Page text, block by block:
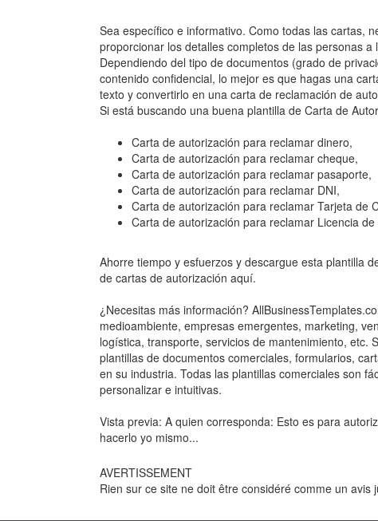
Sea específico e informativo. Como todas las cartas,
proporcionar los detalles completos de las personas
Dependiendo del tipo de documentos (grado de
contenido confidencial, lo mejor es que hagas una
texto y convertirlo en una carta de reclamación de
Si está buscando una buena plantilla de Carta de
Carta de autorización para reclamar dinero,
Carta de autorización para reclamar cheque,
Carta de autorización para reclamar pasaporte,
Carta de autorización para reclamar DNI,
Carta de autorización para reclamar Tarjeta de
Carta de autorización para reclamar Licencia de
Ahorre tiempo y esfuerzos y descargue esta plantilla
de cartas de autorización aquí.
¿Necesitas más información?
medioambiente, empresas emergentes, marketing,
logística, transporte, servicios de mantenimiento, etc.
plantillas de documentos comerciales, formularios,
en su industria. Todas las plantillas comerciales son
personalizar e intuitivas.
Vista previa: A quien corresponda: Esto es para
hacerlo yo mismo...
AVERTISSEMENT
Rien sur ce site ne doit être considéré comme un